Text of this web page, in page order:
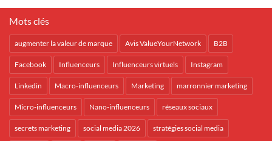
Mots clés
augmenter la valeur de marque Avis ValueYourNetwork B2B
Facebook Influenceurs Influenceurs virtuels Instagram
Linkedin Macro-influenceurs Marketing marronnier marketing
Micro-influenceurs Nano-influenceurs réseaux sociaux
secrets marketing social media 2026 stratégies social media